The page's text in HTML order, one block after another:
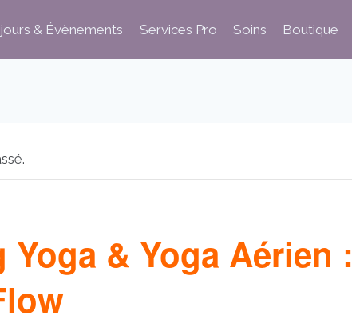
& Évènements Services Pro Soins Boutique
Yoga & Yoga Aérien :